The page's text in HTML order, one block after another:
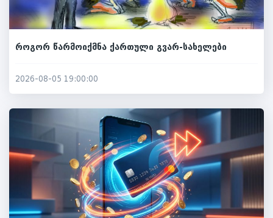
როგორ წარმოიქმნა ქართული გვარ-სახელები
2026-08-05 19:00:00